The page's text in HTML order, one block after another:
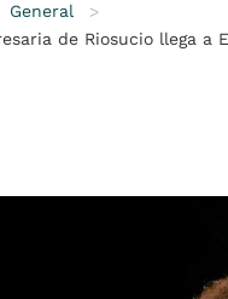
General
>
de Riosucio llega